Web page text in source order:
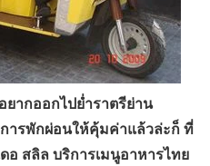
ากออกไปย่ำราตรีย่าน
ารพักผ่อนให้คุ้มค่าแล้วล่ะก็ ที่
อ สลิล บริการเมนูอาหารไทย